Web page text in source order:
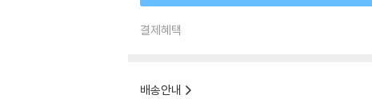
결제혜택
배송안내